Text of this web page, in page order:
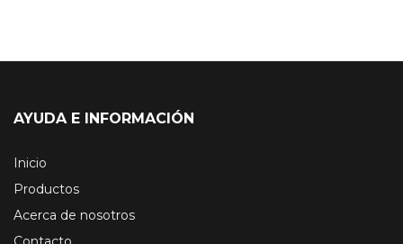
AYUDA E INFORMACIÓN
Inicio
Productos
Acerca de nosotros